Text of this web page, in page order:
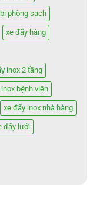
phòng sạch
xe đẩy hàng
inox 2 tầng
bệnh viện
xe đẩy inox nhà hàng
đẩy lưới